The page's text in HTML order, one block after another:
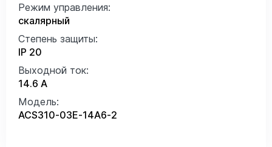
Режим управления:
скалярный
Степень защиты:
IP 20
Выходной ток:
14.6 А
Модель:
ACS310-03E-14A6-2